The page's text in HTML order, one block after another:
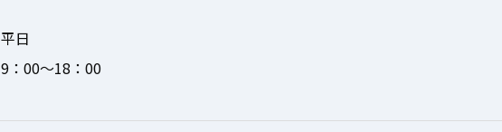
平日
9：00～18：00